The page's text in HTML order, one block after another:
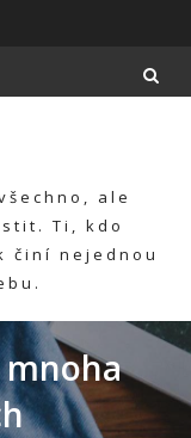
ale
Ti, kdo
činí nejednou